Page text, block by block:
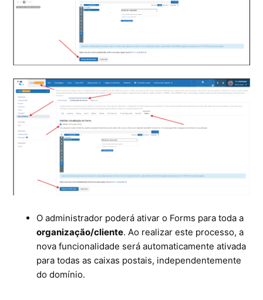
O administrador poderá ativar o Forms para toda a
organização/cliente. Ao realizar este processo, a
nova funcionalidade será automaticamente ativada
para todas as caixas postais, independentemente
do domínio.